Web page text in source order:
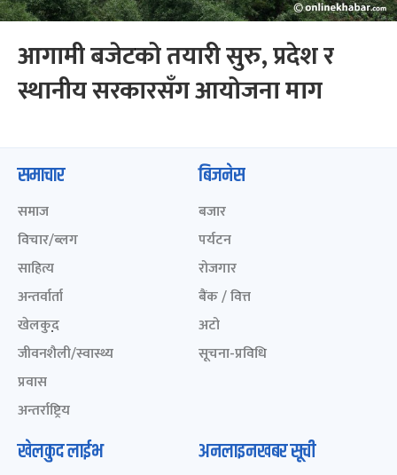
आगामी बजेटको तयारी सुरु, प्रदेश र
स्थानीय सरकारसँग आयोजना माग
समाचार
समाज
विचार/ब्लग
साहित्य
अन्तर्वार्ता
खेलकुद़़
जीवनशैली/स्वास्थ्य
प्रवास
अन्तर्राष्ट्रिय
बिजनेस
बजार
पर्यटन
रोजगार
बैंक / वित्त
अटो
सूचना-प्रविधि
खेलकुद लाईभ अनलाइनखबर सूची